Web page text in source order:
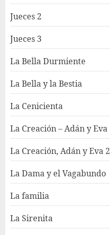
Jueces 2
Jueces 3
La Bella Durmiente
La Bella y la Bestia
La Cenicienta
La Creación – Adán y Eva
La Creación, Adán y Eva 2
La Dama y el Vagabundo
La familia
La Sirenita